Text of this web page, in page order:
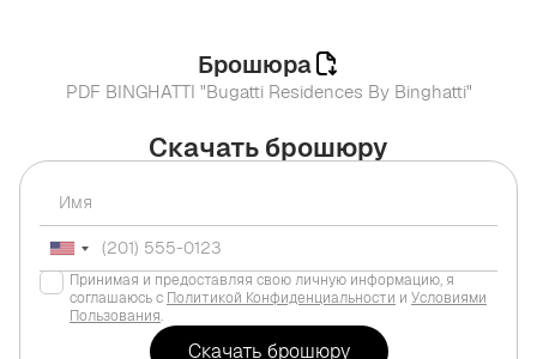
Скачать брошюру
Принимая и предоставляя свою личную информацию, я
соглашаюсь с Политикой Конфиденциальности и Условиями
Пользования.
Брошюра
PDF BINGHATTI "Bugatti Residences By Binghatti"